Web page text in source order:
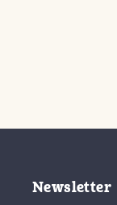
Newsletter